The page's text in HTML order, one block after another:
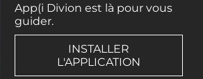
App(i Divion est là pour vous
guider.
INSTALLER
L'APPLICATION